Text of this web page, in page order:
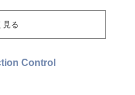
見る
Control